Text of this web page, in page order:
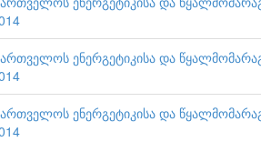
ენერგეტიკისა და
ენერგეტიკისა და